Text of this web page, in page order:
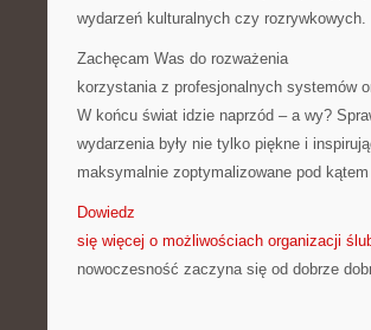
wydarzeń kulturalnych czy rozrywkowych.
Zachęcam Was do rozważenia
korzystania z profesjonalnych systemów
W końcu świat idzie naprzód – a wy?
wydarzenia były nie tylko piękne i
maksymalnie zoptymalizowane pod
Dowiedz
się więcej o możliwościach organizacji
nowoczesność zaczyna się od dobrze